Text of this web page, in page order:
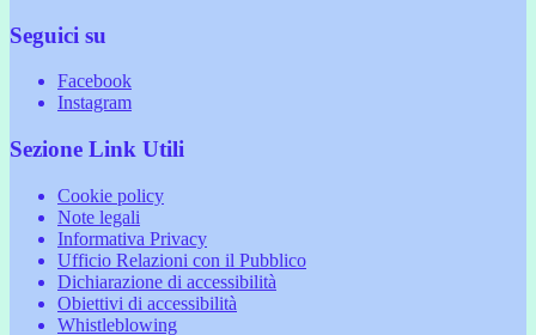
Seguici su
Facebook
Instagram
Sezione Link Utili
Cookie policy
Note legali
Informativa Privacy
Ufficio Relazioni con il Pubblico
Dichiarazione di accessibilità
Obiettivi di accessibilità
Whistleblowing